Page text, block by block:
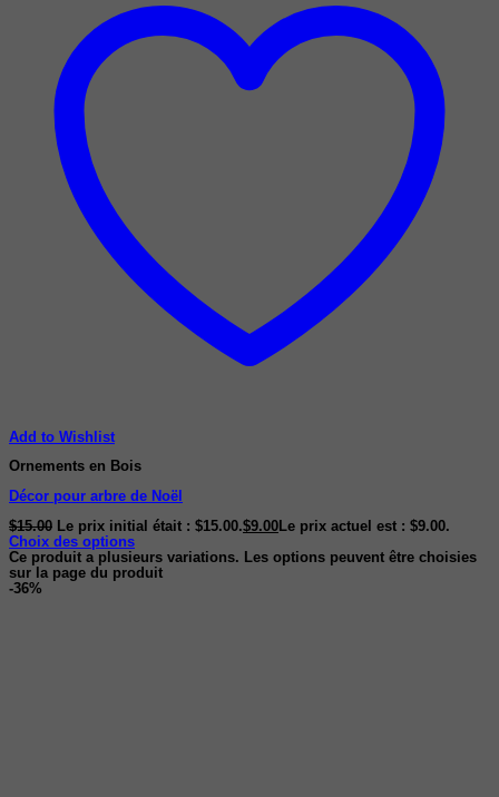
Add to Wishlist
Ornements en Bois
Décor pour arbre de Noël
$15.00 Le prix initial était : $15.00.$9.00 Le prix actuel est : $9.00.
Choix des options
Ce produit a plusieurs variations. Les options peuvent être choisies
sur la page du produit
-36%